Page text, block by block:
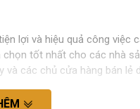
lợi và hiệu quả công việc
chọn tốt nhất cho các nhà
các chủ cửa hàng bán lẻ